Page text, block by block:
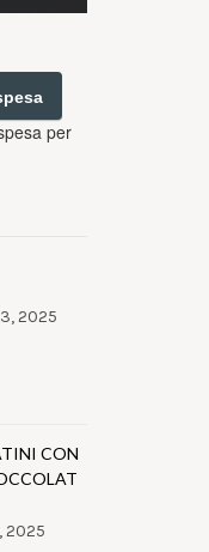
per
2025
CON
2025